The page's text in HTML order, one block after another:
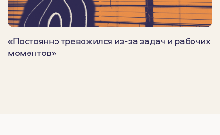
«Постоянно тревожился из-за задач и рабочих
моментов»